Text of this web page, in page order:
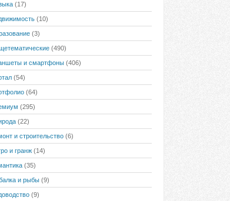
(17)
(10)
(3)
(490)
и смартфоны (406)
(54)
(64)
(295)
(22)
и строительство (6)
и гранж (14)
(35)
и рыбы (9)
(9)